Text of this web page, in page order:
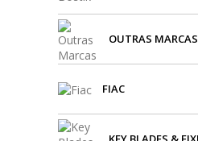
OUTRAS MARCAS
FIAC